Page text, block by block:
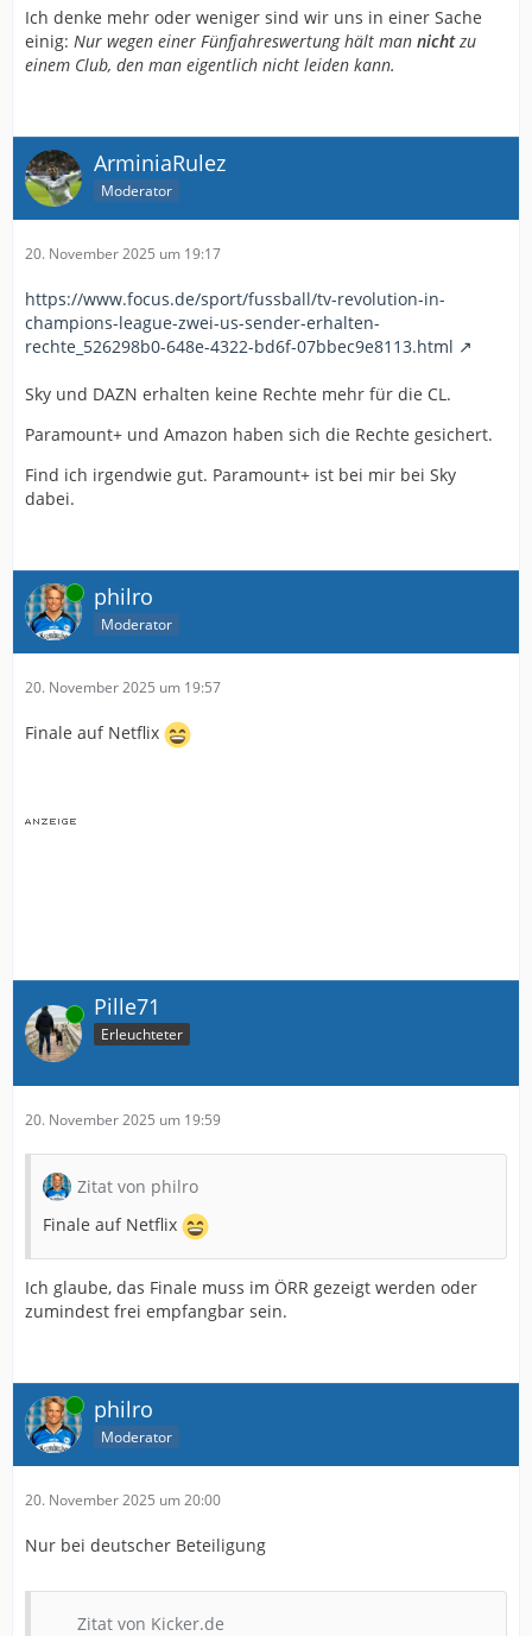
Das war 1979 , ich war gerade 16. Da war von einer
Fanfreundschaft noch keine Rede.
(Außerdem spielen sie in Schwarz-Blau wie der FSV
Ich denke mehr oder weniger sind wir uns in einer Sache
einig: Nur wegen einer Fünfjahreswertung hält man nichtzu
einem Club, den man eigentlich nicht leiden kann.
ArminiaRulez
Moderator
20. November 2025 um 19:17
https://www.focus.de/sport/fussball/tv-revolution-in-
champions-league-zwei-us-sender-erhalten-
rechte_526298b0-648e-4322-bd6f-07bbec9e8113.html
Sky und DAZN erhalten keine Rechte mehr für die CL.
Paramount+ und Amazon haben sich die Rechte gesichert.
Find ich irgendwie gut. Paramount+ ist bei mir bei Sky
dabei.
Online philro
Moderator
20. November 2025 um 19:57
Finale auf Netflix
Online Pille71
Erleuchteter
20. November 2025 um 19:59
Zitat von philro
Finale auf Netflix
Ich glaube, das Finale muss im ÖRR gezeigt werden oder
zumindest frei empfangbar sein.
Online philro
Moderator
20. November 2025 um 20:00
Nur bei deutscher Beteiligung
Zitat von Kicker.de